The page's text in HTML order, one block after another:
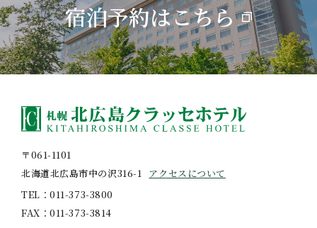
宿泊予約はこちら
〒061-1101
北海道北広島市中の沢316-1 アクセスについて
TEL
011-373-3800
FAX
011-373-3814